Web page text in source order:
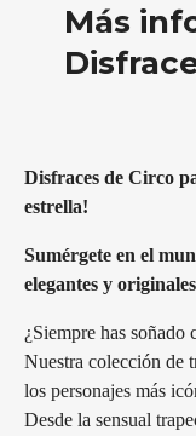
Más
Disfraces de Circo
estrella!
Sumérgete en el
elegantes y
¿Siempre has soñado
Nuestra colección de
los personajes más
Desde la sensual